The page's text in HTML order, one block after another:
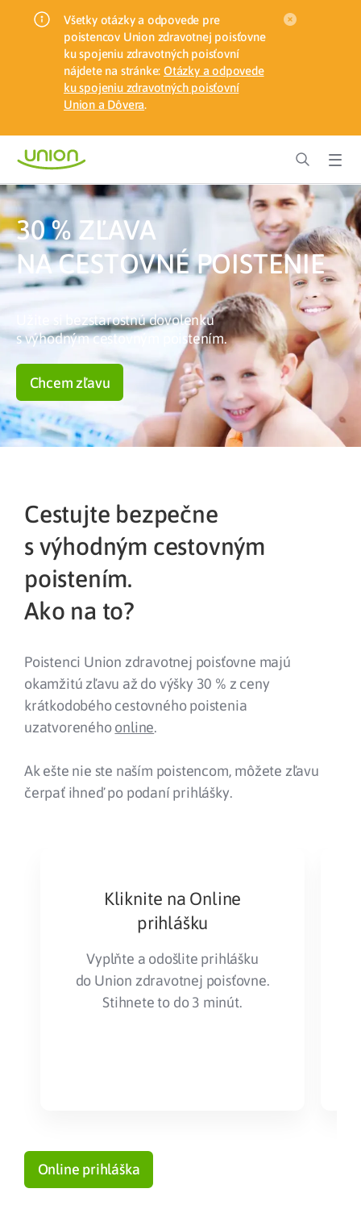
Všetky otázky a odpovede pre
poistencov Union zdravotnej poisťovne
ku spojeniu zdravotných poisťovní
nájdete na stránke: Otázky a odpovede
ku spojeniu zdravotných poisťovní
Union a Dôvera.
30 % ZĽAVA
NA CESTOVNÉ POISTENIE
Užite si bezstarostnú dovolenku
s výhodným cestovným poistením.
Chcem zľavu
Cestujte bezpečne
s výhodným cestovným
poistením.
Ako na to?
Poistenci Union zdravotnej poisťovne majú
okamžitú zľavu až do výšky 30 % z ceny
krátkodobého cestovného poistenia
uzatvorenéhoonline.
Ak ešte nie ste naším poistencom, môžete zľavu
čerpať ihneď po podaní prihlášky.
Kliknite na Online
prihlášku
Vyplňte a odošlite prihlášku
do Union zdravotnej poisťovne.
Stihnete to do 3 minút.
Online prihláška